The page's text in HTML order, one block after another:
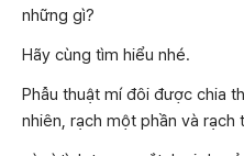
những gì?
Hãy cùng tìm hiểu nhé.
Phẫu thuật mí đôi được chia
nhiên, rạch một phần và rạch